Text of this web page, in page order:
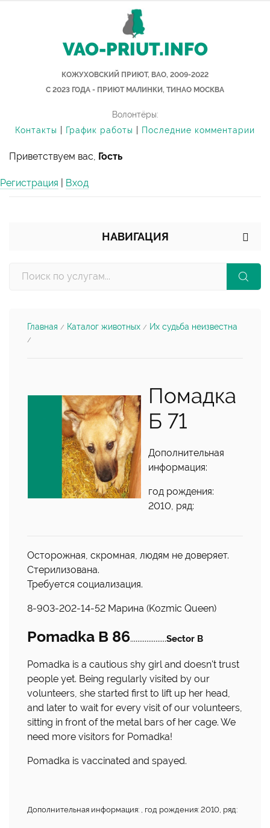
VAO-PRIUT.INFO
КОЖУХОВСКИЙ ПРИЮТ, ВАО, 2009-2022
С 2023 ГОДА - ПРИЮТ МАЛИНКИ, ТИНАО МОСКВА
Волонтёры:
Контакты
График работы Последние комментарии
Приветствуем вас, Гость
Регистрация Вход
НАВИГАЦИЯ
Главная / Каталог животных / Их судьба неизвестна
/
Помадка
Б 71
Дополнительная
информация:
год рождения:
2010, ряд:
Осторожная, скромная, людям не доверяет.
Стерилизована.
Требуется социализация.
8-903-202-14-52 Марина (Kozmic Queen)
Pomadka B 86....................Sector B
Pomadka is a cautious shy girl and doesn't trust
people yet. Being regularly visited by our
volunteers, she started first to lift up her head,
and later to wait for every visit of our volunteers,
sitting in front of the metal bars of her cage. We
need more visitors for Pomadka!
Pomadka is vaccinated and spayed.
Дополнительная информация: , год рождения: 2010, ряд: